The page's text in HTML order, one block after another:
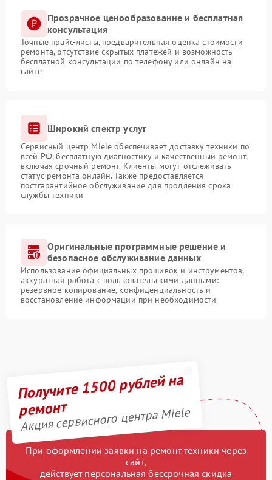
Прозрачное ценообразование и бесплатная
консультация
Точные прайс-листы, предварительная оценка стоимости
ремонта, отсутствие скрытых платежей и возможность
бесплатной консультации по телефону или онлайн на
сайте
Широкий спектр услуг
Сервисный центр Miele обеспечивает доставку техники по
всей РФ, бесплатную диагностику и качественный ремонт,
включая срочный ремонт. Клиенты могут отслеживать
статус ремонта онлайн. Также предоставляется
постгарантийное обслуживание для продления срока
службы техники
Оригинальные программные решение и
безопасное обслуживание данных
Использование официальных прошивок и инструментов,
аккуратная работа с пользовательскими данными:
резервное копирование, конфиденциальность и
восстановление информации при необходимости
Получите 1500 рублей на
ремонт
Акция сервисного центра Miele
При оформлении заявки на ремонт техники через
сайт,
действует персональная бессрочная скидка